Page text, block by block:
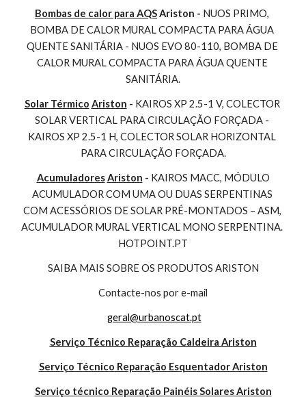
Bombas de calor para AQS Ariston - NUOS PRIMO,
BOMBA DE CALOR MURAL COMPACTA PARA ÁGUA
QUENTE SANITÁRIA - NUOS EVO 80-110, BOMBA DE
CALOR MURAL COMPACTA PARA ÁGUA QUENTE
SANITÁRIA.
Solar Térmico Ariston - KAIROS XP 2.5-1 V, COLECTOR
SOLAR VERTICAL PARA CIRCULAÇÃO FORÇADA -
KAIROS XP 2.5-1 H, COLECTOR SOLAR HORIZONTAL
PARA CIRCULAÇÃO FORÇADA.
Acumuladores Ariston - KAIROS MACC, MÓDULO
ACUMULADOR COM UMA OU DUAS SERPENTINAS
COM ACESSÓRIOS DE SOLAR PRÉ-MONTADOS – ASM,
ACUMULADOR MURAL VERTICAL MONO SERPENTINA.
HOTPOINT.PT
SAIBA MAIS SOBRE OS PRODUTOS ARISTON
Contacte-nos por e-mail
geral@urbanoscat.pt
Serviço Técnico Reparação Caldeira Ariston
Serviço Técnico Reparação Esquentador Ariston
Serviço técnico Reparação Painéis Solares Ariston